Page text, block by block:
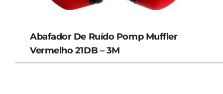
Abafador De Ruído Pomp Muffler
Vermelho 21DB – 3M